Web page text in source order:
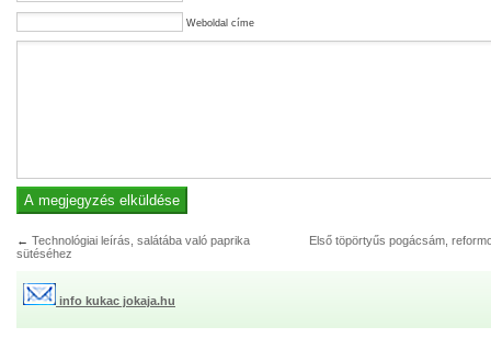
Weboldal címe
← Technológiai leírás, salátába való paprika
sütéséhez
Első töpörtyűs pogácsám,
info kukac jokaja.hu